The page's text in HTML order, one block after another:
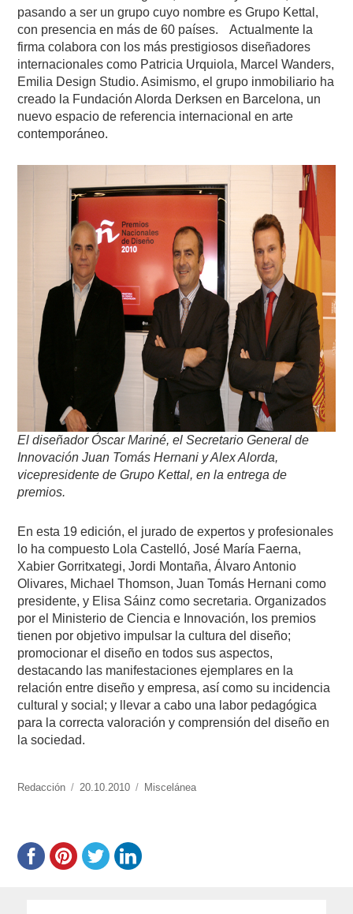
pasando a ser un grupo cuyo nombre es Grupo Kettal,
con presencia en más de 60 países. Actualmente la
firma colabora con los más prestigiosos diseñadores
internacionales como Patricia Urquiola, Marcel Wanders,
Emilia Design Studio. Asimismo, el grupo inmobiliario ha
creado la Fundación Alorda Derksen en Barcelona, un
nuevo espacio de referencia internacional en arte
contemporáneo.
El diseñador Óscar Mariné, el Secretario General de
Innovación Juan Tomás Hernani y Alex Alorda,
vicepresidente de Grupo Kettal, en la entrega de
premios.
En esta 19 edición, el jurado de expertos y profesionales
lo ha compuesto Lola Castelló, José María Faerna,
Xabier Gorritxategi, Jordi Montaña, Álvaro Antonio
Olivares, Michael Thomson, Juan Tomás Hernani como
presidente, y Elisa Sáinz como secretaria. Organizados
por el Ministerio de Ciencia e Innovación, los premios
tienen por objetivo impulsar la cultura del diseño;
promocionar el diseño en todos sus aspectos,
destacando las manifestaciones ejemplares en la
relación entre diseño y empresa, así como su incidencia
cultural y social; y llevar a cabo una labor pedagógica
para la correcta valoración y comprensión del diseño en
la sociedad.
https://www.experimenta.es/author/redaccion/
Redacción
Publicado
20.10.2010 Categorías
Miscelánea